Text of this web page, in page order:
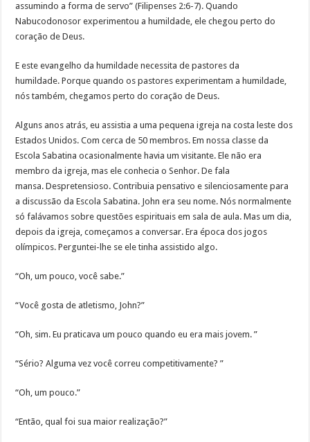
assumindo a forma de servo” (Filipenses 2:6-7). Quando
Nabucodonosor experimentou a humildade, ele chegou perto do
coração de Deus.
E este evangelho da humildade necessita de pastores da
humildade. Porque quando os pastores experimentam a humildade,
nós também, chegamos perto do coração de Deus.
Alguns anos atrás, eu assistia a uma pequena igreja na costa leste dos
Estados Unidos. Com cerca de 50 membros. Em nossa classe da
Escola Sabatina ocasionalmente havia um visitante. Ele não era
membro da igreja, mas ele conhecia o Senhor. De fala
mansa. Despretensioso. Contribuia pensativo e silenciosamente para
a discussão da Escola Sabatina. John era seu nome. Nós normalmente
só falávamos sobre questões espirituais em sala de aula. Mas um dia,
depois da igreja, começamos a conversar. Era época dos jogos
olímpicos. Perguntei-lhe se ele tinha assistido algo.
“Oh, um pouco, você sabe.”
“Você gosta de atletismo, John?”
“Oh, sim. Eu praticava um pouco quando eu era mais jovem. ”
“Sério? Alguma vez você correu competitivamente? ”
“Oh, um pouco.”
“Então, qual foi sua maior realização?”